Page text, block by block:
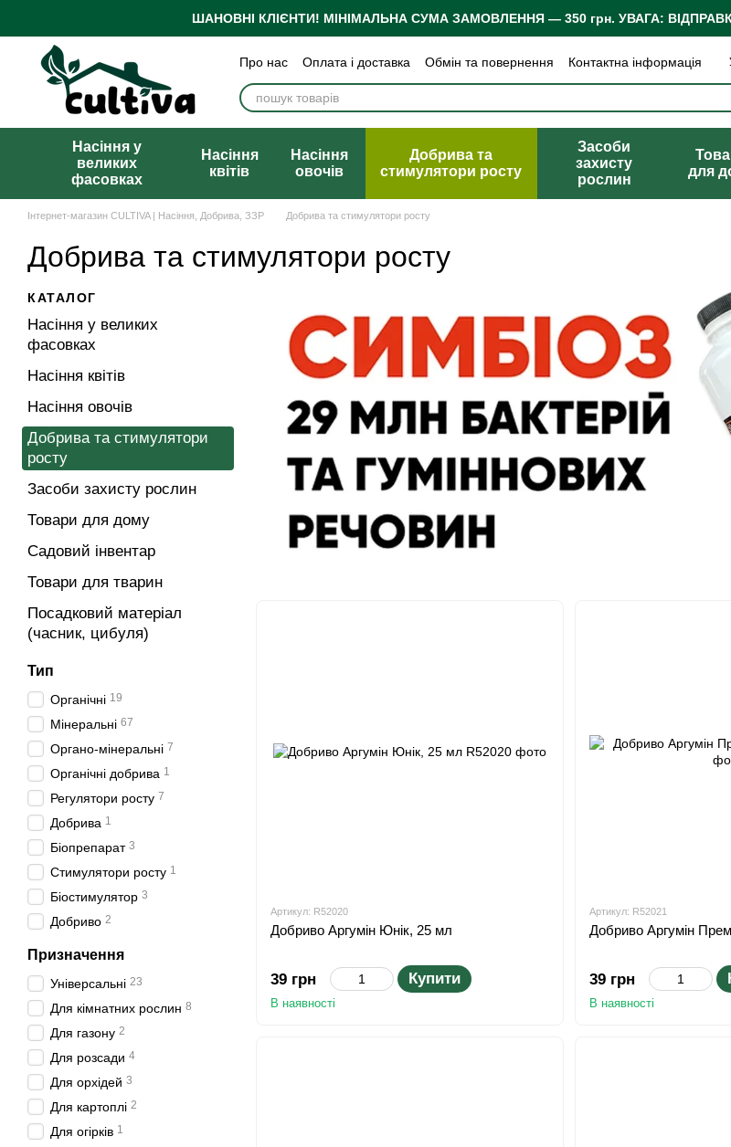
Перейти до основного контентуШАНОВНІ КЛІЄНТИ! МІНІМАЛЬНА СУМА ЗАМОВЛЕННЯ — 350 грн. УВАГА:
Про нас Оплата і доставка Обмін та повернення
Контактна інформація
Бренди
Блог Політика конфіденційності
Відгуки про магазин
Публічна оферта
Насіння у
великих
фасовках
Насіння
квітів
Насіння
овочів
Добрива та
стимулятори росту
Засоби
захисту
рослин
для
Інтернет-магазин CULTIVA | Насіння, Добрива, ЗЗР Добрива та стимулятори росту
Добрива та стимулятори росту
Артикул: R52020
Добриво Аргумін Юнік, 25 мл
39 грн Купити
В наявності
Артикул: R52021
Добриво Аргумін
39 грн
В наявності
КАТАЛОГ
Насіння у великих
фасовках
Насіння квітів
Насіння овочів
Добрива та стимулятори
росту
Засоби захисту рослин
Товари для дому
Садовий інвентар
Товари для тварин
Посадковий матеріал
(часник, цибуля)
Тип
Органічні 19
Мінеральні 67
Органо-мінеральні 7
Органічні добрива 1
Регулятори росту 7
Добрива 1
Біопрепарат 3
Стимулятори росту 1
Біостимулятор 3
Добриво 2
Призначення
Універсальні 23
Для кімнатних рослин 8
Для газону 2
Для розсади 4
Для орхідей 3
Для картоплі 2
Для огірків 1